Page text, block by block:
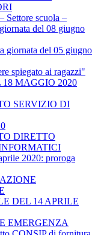
Settore scuola –
del 08 giugno
giornata del 05 giugno
spiegato ai ragazzi"
MAGGIO 2020
SERVIZIO DI
DIRETTO
2020: proroga
DEL 14 APRILE
EMERGENZA